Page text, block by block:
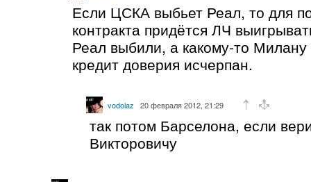
Если ЦСКА выбьет Реал, то для
контракта придётся ЛЧ
Реал выбили, а какому-то
кредит доверия исчерпан.
vodolaz 20 февраля 2012, 21:29
так потом Барселона, если
Викторовичу